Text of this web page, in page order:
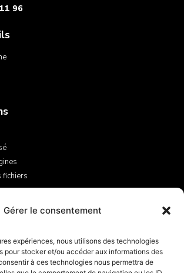
Gérer le consentement
expériences, nous utilisons des technologies
pour stocker et/ou accéder aux informations des
à ces technologies nous permettra de
96
fichiers
de Vente